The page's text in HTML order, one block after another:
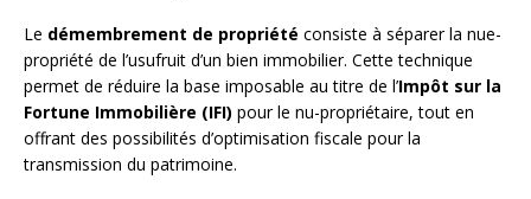
Le démembrement de propriété consiste à séparer la nue-
propriété de l’usufruit d’un bien immobilier. Cette technique
permet de réduire la base imposable au titre de l’Impôt sur la
Fortune Immobilière (IFI) pour le nu-propriétaire, tout en
offrant des possibilités d’optimisation fiscale pour la
transmission du patrimoine.